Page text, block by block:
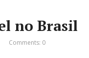
no Brasil
Comments: 0